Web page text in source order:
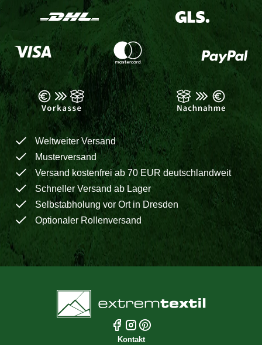
Weltweiter Versand
Musterversand
Versand kostenfrei ab 70 EUR deutschlandweit
Schneller Versand ab Lager
Selbstabholung vor Ort in Dresden
Optionaler Rollenversand
Kontakt